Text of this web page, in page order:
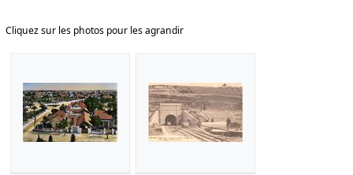
Cliquez sur les photos pour les agrandir